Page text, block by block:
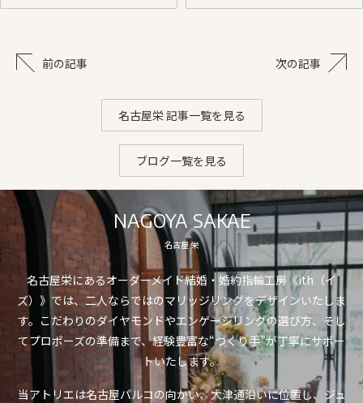
前の記事 次の記事
名古屋栄 記事一覧を見る
ブログ一覧を見る
NAGOYA SAKAE
名古屋 栄
名古屋栄にあるオーダーメイド結婚・婚約指輪工房《ith（イ
ズ）》では、二人ならではのマリッジリングをデザインいたしま
す。こだわりのダイヤモンドやエンゲージリングの選び方、そし
てプロポーズの準備まで、経験豊富な“つくり手”が丁寧にサポー
トいたします。
当アトリエは名古屋パルコの向かい、大津通沿いに位置し、ジュ